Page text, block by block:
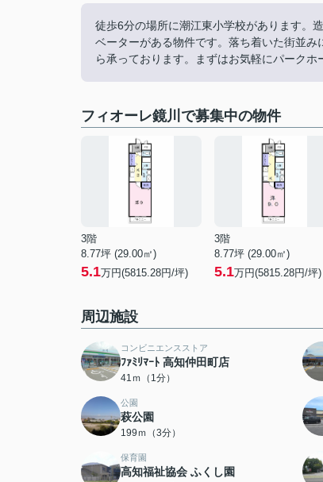
徒歩6分の場所に潮江東小学校があります。
ベーターがある物件です。落ち着いた街並
ら承っております。まずはお気軽にパークホ
フィオーレ鏡川で募集中の物件
3階
8.77坪 (29.00㎡)
5.1万円(5815.28円/坪)
3階
8.77坪 (29.00㎡)
5.1万円(5815.28円/坪)
周辺施設
コンビニエンスストア
ﾌｧﾐﾘﾏｰﾄ 高知仲田町店
41ｍ（1分）
公園
萩公園
199ｍ（3分）
保育園
高知福祉協会 ふくし園